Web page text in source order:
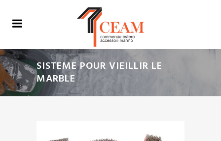
SISTEME POUR VIEILLIR LE
MARBLE